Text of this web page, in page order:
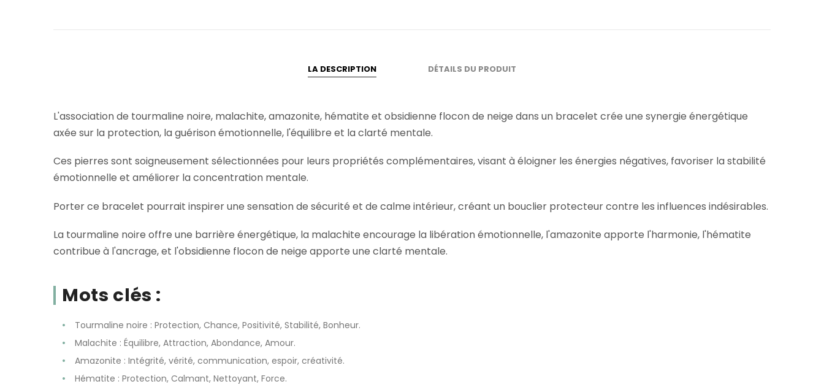
LA DESCRIPTION DÉTAILS DU PRODUIT
L'association de tourmaline noire, malachite, amazonite, hématite et obsidienne flocon de neige dans un bracelet crée une synergie énergétique
axée sur la protection, la guérison émotionnelle, l'équilibre et la clarté mentale.
Ces pierres sont soigneusement sélectionnées pour leurs propriétés complémentaires, visant à éloigner les énergies négatives, favoriser la stabilité
émotionnelle et améliorer la concentration mentale.
Porter ce bracelet pourrait inspirer une sensation de sécurité et de calme intérieur, créant un bouclier protecteur contre les influences indésirables.
La tourmaline noire offre une barrière énergétique, la malachite encourage la libération émotionnelle, l'amazonite apporte l'harmonie, l'hématite
contribue à l'ancrage, et l'obsidienne flocon de neige apporte une clarté mentale.
Mots clés :
Tourmaline noire : Protection, Chance, Positivité, Stabilité, Bonheur.
Malachite : Équilibre, Attraction, Abondance, Amour.
Amazonite : Intégrité, vérité, communication, espoir, créativité.
Hématite : Protection, Calmant, Nettoyant, Force.